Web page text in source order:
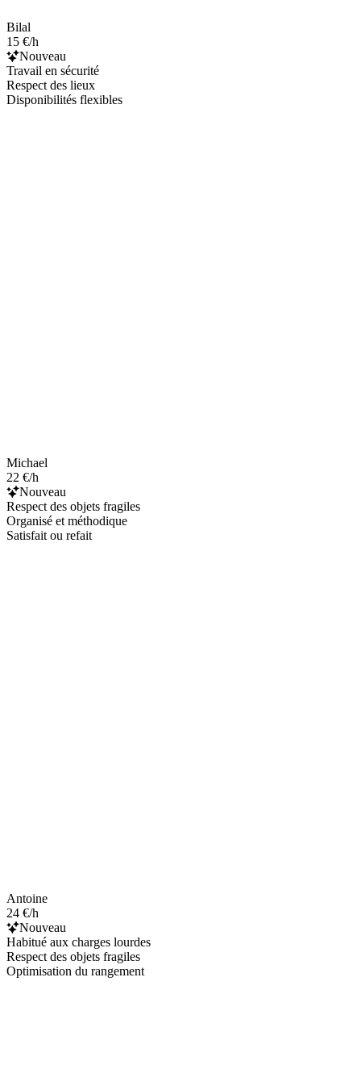
Bilal
15 €/h
Nouveau
Travail en sécurité
Respect des lieux
Disponibilités flexibles
Michael
22 €/h
Nouveau
Respect des objets fragiles
Organisé et méthodique
Satisfait ou refait
Antoine
24 €/h
Nouveau
Habitué aux charges lourdes
Respect des objets fragiles
Optimisation du rangement